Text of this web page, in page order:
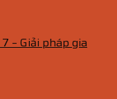
– Giải pháp gia